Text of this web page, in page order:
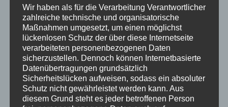
Neueste Beiträge
Schöne Sommerferien
Wir haben als für die Verarbeitung Verantwortlicher
zahlreiche technische und organisatorische
Maßnahmen umgesetzt, um einen möglichst
lückenlosen Schutz der über diese Internetseite
verarbeiteten personenbezogenen Daten
sicherzustellen. Dennoch können Internetbasierte
Datenübertragungen grundsätzlich
Sicherheitslücken aufweisen, sodass ein absoluter
Schutz nicht gewährleistet werden kann. Aus
diesem Grund steht es jeder betroffenen Person